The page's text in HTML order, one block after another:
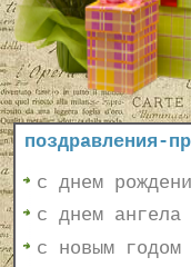
поздравления-
с днем
с днем ангела
с новым годом